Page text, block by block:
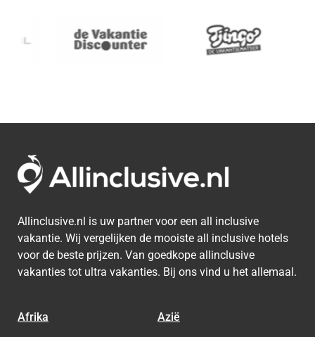
Allinclusive.nl is uw partner voor een all inclusive
vakantie. Wij vergelijken de mooiste all inclusive hotels
voor de beste prijzen. Van goedkope allinclusive
vakanties tot ultra vakanties. Bij ons vind u het allemaal.
Afrika Azië